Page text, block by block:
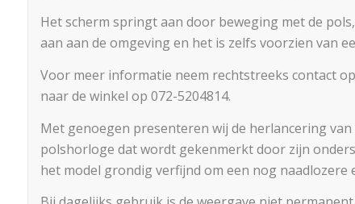
Het scherm springt aan door beweging met de
aan aan de omgeving en het is zelfs voorzien van
Voor meer informatie neem rechtstreeks contact
naar de winkel op 072-5204814.
Met genoegen presenteren wij de herlancering van
polshorloge dat wordt gekenmerkt door zijn
het model grondig verfijnd om een nog